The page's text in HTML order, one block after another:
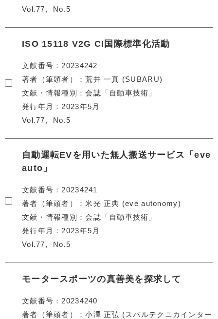
Vol.77
No.5
ISO 15118 V2G CI国際標準化活動
文献番号
20234242
著者（筆頭者）
荒井 一真 (SUBARU)
文献・情報種別
会誌「自動車技術」
発行年月
2023年5月
Vol.77
No.5
自動運転EVを用いた無人搬送サービス「eve
auto」
文献番号
20234241
著者（筆頭者）
米光 正典 (eve autonomy)
文献・情報種別
会誌「自動車技術」
発行年月
2023年5月
Vol.77
No.5
モータースポーツの真善美を探求して
文献番号
20234240
著者（筆頭者）
小澤 正弘 (スバルテクニカインター